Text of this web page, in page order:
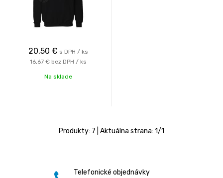
20,50 € s DPH / ks
16,67 € bez DPH / ks
Na sklade
Produkty: 7 | Aktuálna strana: 1/1
Telefonické objednávky